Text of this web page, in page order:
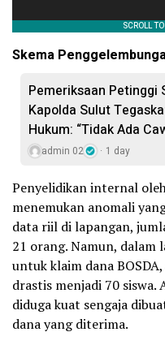
Skema
Pemeriksaan Petinggi
Kapolda Sulut
Hukum: “Tidak Ada
admin 02 1 day
Penyelidikan internal
menemukan anomali
data riil di lapangan,
21 orang. Namun, dalam
untuk klaim dana
drastis menjadi 70 siswa.
diduga kuat sengaja
dana yang diterima.